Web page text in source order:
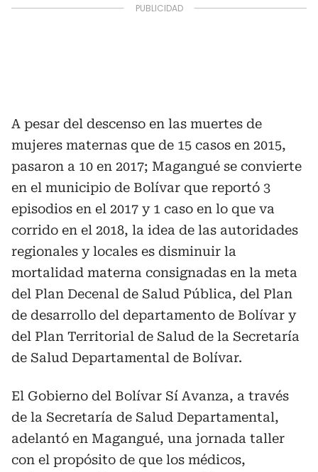
A pesar del descenso en las muertes de
mujeres maternas que de 15 casos en 2015,
pasaron a 10 en 2017; Magangué se convierte
en el municipio de Bolívar que reportó 3
episodios en el 2017 y 1 caso en lo que va
corrido en el 2018, la idea de las autoridades
regionales y locales es disminuir la
mortalidad materna consignadas en la meta
del Plan Decenal de Salud Pública, del Plan
de desarrollo del departamento de Bolívar y
del Plan Territorial de Salud de la Secretaría
de Salud Departamental de Bolívar.
El Gobierno del Bolívar Sí Avanza, a través
de la Secretaría de Salud Departamental,
adelantó en Magangué, una jornada taller
con el propósito de que los médicos,